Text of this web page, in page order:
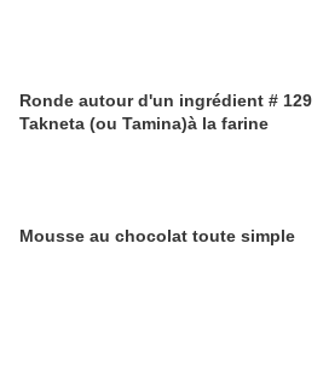
Ronde autour d'un ingrédient # 129
Takneta (ou Tamina)à la farine
Mousse au chocolat toute simple